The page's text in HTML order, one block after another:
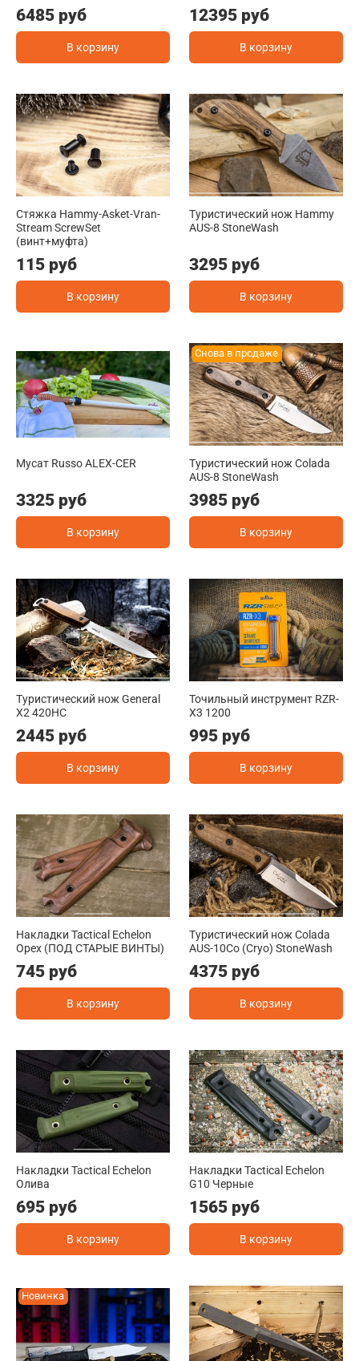
6485 руб
В корзину
12395 руб
В корзину
Стяжка Hammy-Asket-Vran-
Stream ScrewSet
(винт+муфта)
115 руб
В корзину
Туристический нож Hammy
AUS-8 StoneWash
3295 руб
В корзину
Мусат Russo ALEX-CER
3325 руб
В корзину
Снова в продаже
Туристический нож Colada
AUS-8 StoneWash
3985 руб
В корзину
Туристический нож General
X2 420HC
2445 руб
В корзину
Точильный инструмент RZR-
X3 1200
995 руб
В корзину
Накладки Tactical Echelon
Орех (ПОД СТАРЫЕ ВИНТЫ)
745 руб
В корзину
Туристический нож Colada
AUS-10Co (Cryo) StoneWash
4375 руб
В корзину
Накладки Tactical Echelon
Олива
695 руб
В корзину
Накладки Tactical Echelon
G10 Черные
1565 руб
В корзину
Новинка